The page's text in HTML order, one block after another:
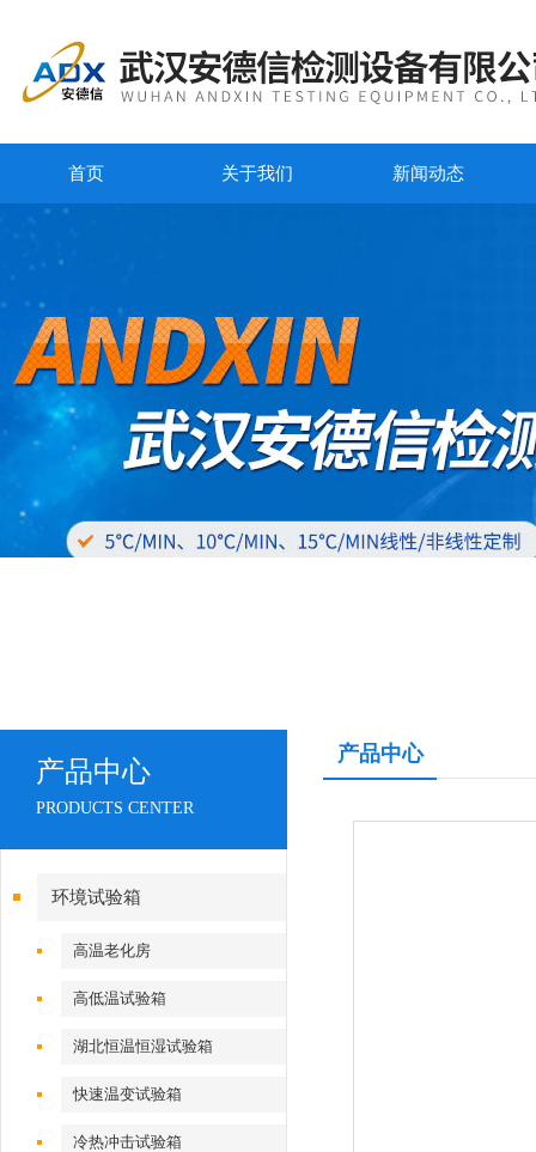
首页 关于我们 新闻动态
产品中心
PRODUCTS CENTER
环境试验箱
高温老化房
高低温试验箱
湖北恒温恒湿试验箱
快速温变试验箱
冷热冲击试验箱
产品中心